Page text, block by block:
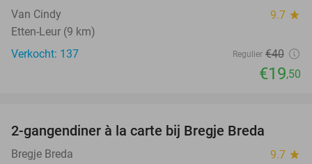
Van Cindy 9.7 star
Etten-Leur (9 km)
Verkocht: 137
Regulier €40
€19,50
2-gangendiner à la carte bij Bregje Breda
Bregje Breda 9.7 star